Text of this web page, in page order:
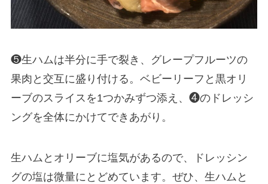
❺生ハムは半分に手で裂き、グレープフルーツの
果肉と交互に盛り付ける。ベビーリーフと黒オリ
ーブのスライスを1つかみずつ添え、❹のドレッシ
ングを全体にかけてできあがり。
生ハムとオリーブに塩気があるので、ドレッシン
グの塩は微量にとどめています。ぜひ、生ハムと